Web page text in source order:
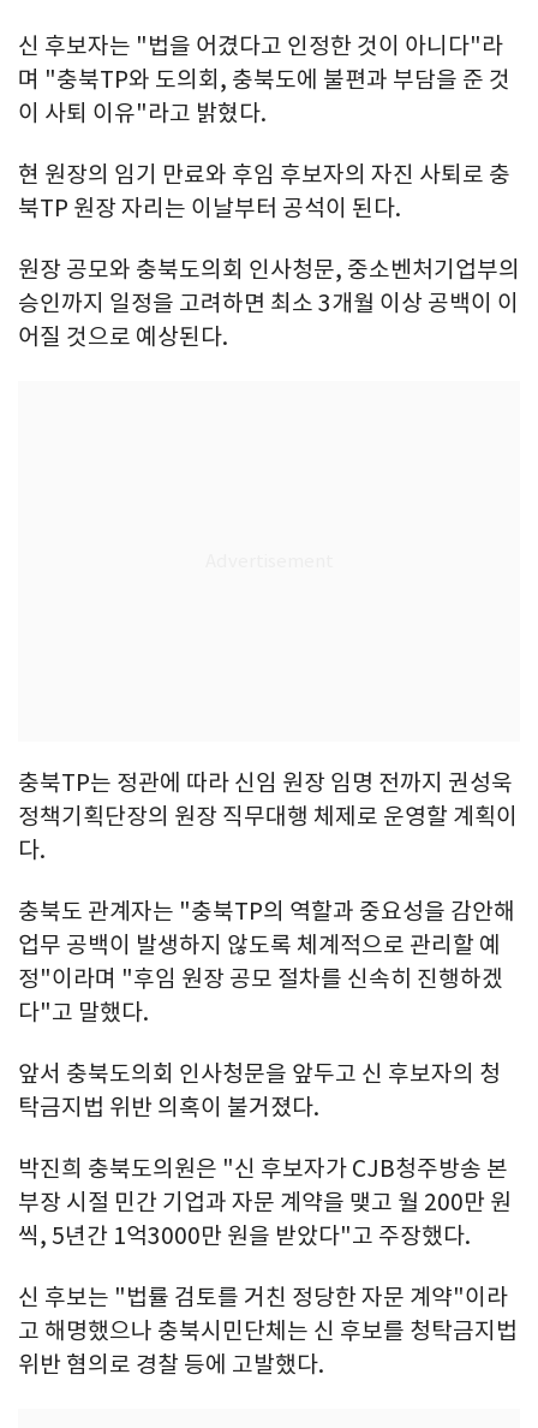
신 후보자는 "법을 어겼다고 인정한 것이 아니다"라
며 "충북TP와 도의회, 충북도에 불편과 부담을 준 것
이 사퇴 이유"라고 밝혔다.
현 원장의 임기 만료와 후임 후보자의 자진 사퇴로 충
북TP 원장 자리는 이날부터 공석이 된다.
원장 공모와 충북도의회 인사청문, 중소벤처기업부의
승인까지 일정을 고려하면 최소 3개월 이상 공백이 이
어질 것으로 예상된다.
충북TP는 정관에 따라 신임 원장 임명 전까지 권성욱
정책기획단장의 원장 직무대행 체제로 운영할 계획이
다.
충북도 관계자는 "충북TP의 역할과 중요성을 감안해
업무 공백이 발생하지 않도록 체계적으로 관리할 예
정"이라며 "후임 원장 공모 절차를 신속히 진행하겠
다"고 말했다.
앞서 충북도의회 인사청문을 앞두고 신 후보자의 청
탁금지법 위반 의혹이 불거졌다.
박진희 충북도의원은 "신 후보자가 CJB청주방송 본
부장 시절 민간 기업과 자문 계약을 맺고 월 200만 원
씩, 5년간 1억3000만 원을 받았다"고 주장했다.
신 후보는 "법률 검토를 거친 정당한 자문 계약"이라
고 해명했으나 충북시민단체는 신 후보를 청탁금지법
위반 혐의로 경찰 등에 고발했다.